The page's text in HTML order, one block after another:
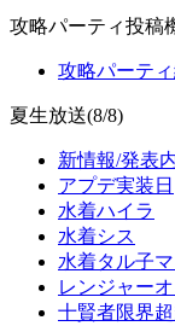
攻略パーティ投稿
攻略パーテ
夏生放送(8/8)
新情報/発表
アプデ実装日
水着ハイラ
水着シス
水着タル子
レンジャー
十賢者限界